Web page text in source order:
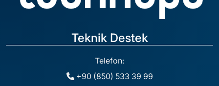
Teknik Destek
Telefon:
+90 (850) 533 39 99